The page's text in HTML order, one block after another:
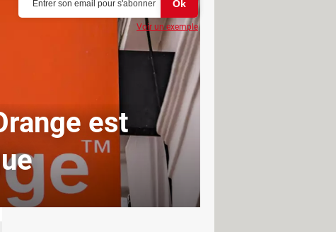
est
Voir un exemple